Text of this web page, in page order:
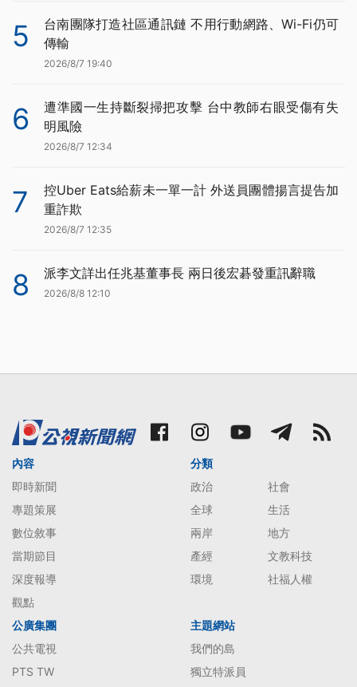
5
台南團隊打造社區通訊鏈 不用行動網路、Wi-Fi仍可
傳輸
2026/8/7 19:40
6
遭準國一生持斷裂掃把攻擊 台中教師右眼受傷有失
明風險
2026/8/7 12:34
7
控Uber Eats給薪未一單一計 外送員團體揚言提告加
重詐欺
2026/8/7 12:35
8 派李文詳出任兆基董事長 兩日後宏碁發重訊辭職
2026/8/8 12:10
內容
即時新聞
專題策展
數位敘事
當期節目
深度報導
觀點
分類
政治
社會
全球
生活
兩岸
地方
產經
文教科技
環境
社福人權
公廣集團
公共電視
PTS TW
主題網站
我們的島
獨立特派員